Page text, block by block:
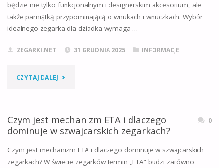
5
KLUCZOWYCH
będzie nie tylko funkcjonalnym i designerskim akcesorium, ale
także pamiątką przypominającą o wnukach i wnuczkach. Wybór
idealnego zegarka dla dziadka wymaga …
ZEGARKI.NET 31 GRUDNIA 2025 INFORMACJE
CZYTAJ DALEJ "NA
ZWRÓCIĆ
UWAGĘ
WYBIERAJĄC
Czym jest mechanizm ETA i dlaczego
dominuje w szwajcarskich zegarkach?
0
Czym jest mechanizm ETA i dlaczego dominuje w szwajcarskich
zegarkach? W świecie zegarków termin „ETA” budzi zarówno